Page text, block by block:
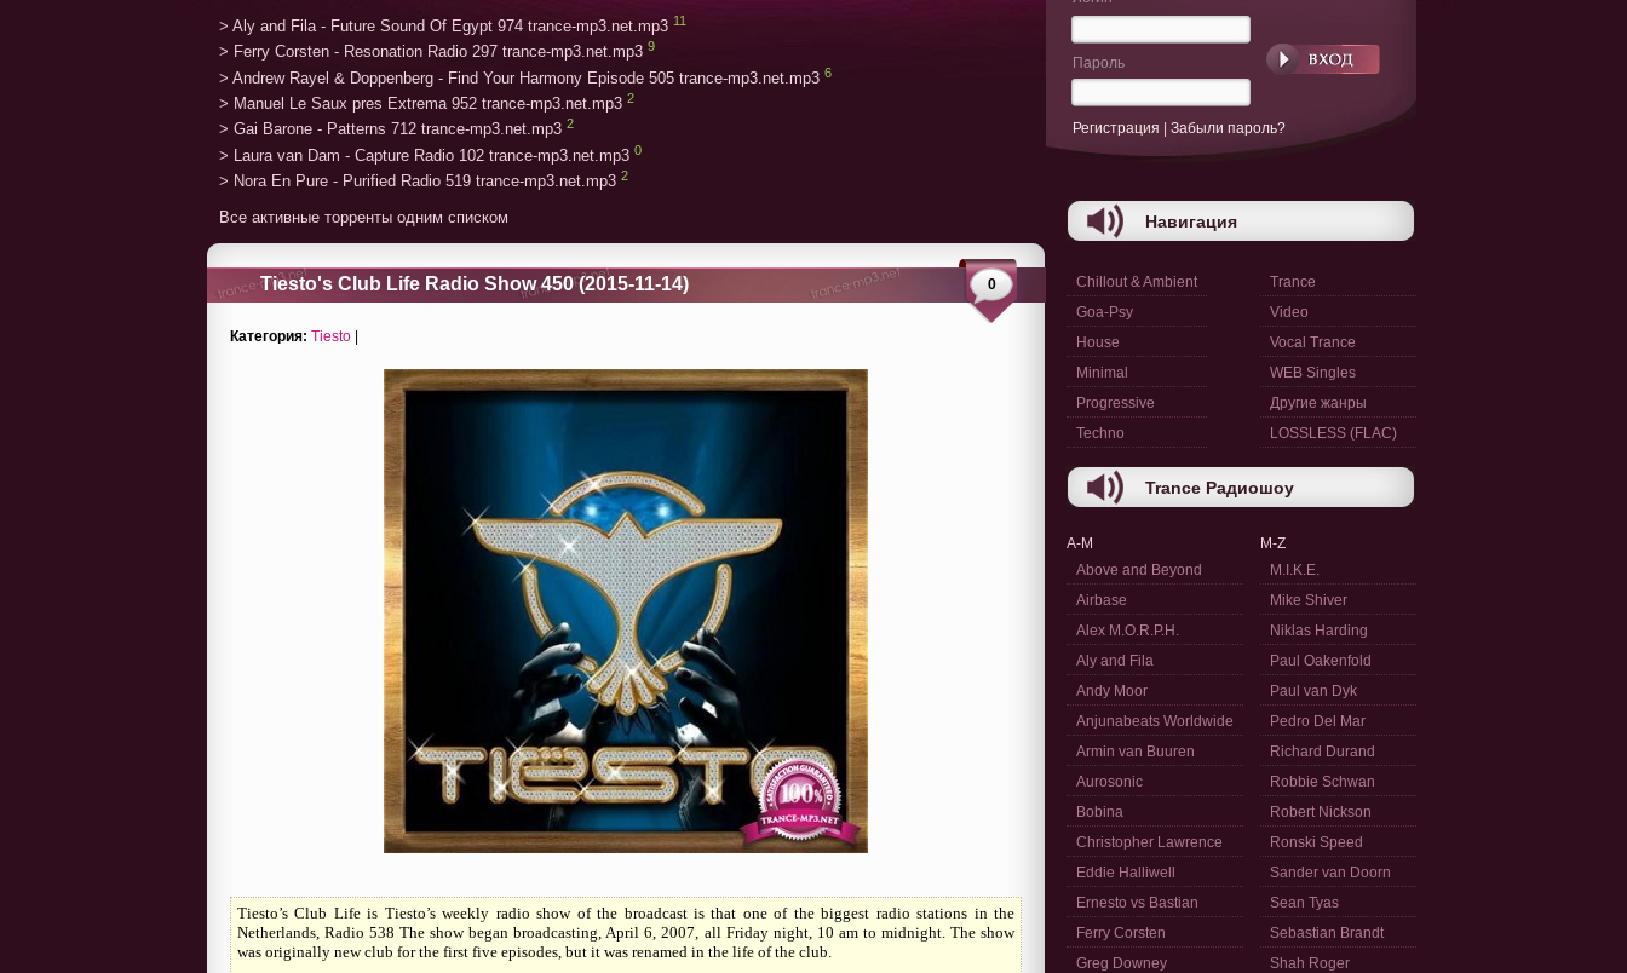
> Aly and Fila - Future Sound Of Egypt 974 trance-mp3.net.mp3 11
> Ferry Corsten - Resonation Radio 297 trance-mp3.net.mp3 9
> Andrew Rayel & Doppenberg - Find Your Harmony Episode 505 trance-mp3.net.mp3 6
> Manuel Le Saux pres Extrema 952 trance-mp3.net.mp3 2
> Gai Barone - Patterns 712 trance-mp3.net.mp3 2
> Laura van Dam - Capture Radio 102 trance-mp3.net.mp3 0
> Nora En Pure - Purified Radio 519 trance-mp3.net.mp3 2
Все активные торренты одним списком
Tiesto's Club Life Radio Show 450 (2015-11-14) 0
Категория: Tiesto |
Tiesto’s Club Life is Tiesto’s weekly radio show of the broadcast is that one of the biggest radio stations in the
Netherlands, Radio 538 The show began broadcasting, April 6, 2007, all Friday night, 10 am to midnight. The show
was originally new club for the first five episodes, but it was renamed in the life of the club.
Пароль
Регистрация Забыли пароль?
Навигация
Chillout & Ambient
Goa-Psy
House
Minimal
Progressive
Techno
Trance
Video
Vocal Trance
WEB Singles
Другие жанры
LOSSLESS (FLAC)
Trance Радиошоу
A-M
Above and Beyond
Airbase
Alex M.O.R.P.H.
Aly and Fila
Andy Moor
Anjunabeats Worldwide
Armin van Buuren
Aurosonic
Bobina
Christopher Lawrence
Eddie Halliwell
Ernesto vs Bastian
Ferry Corsten
Greg Downey
M-Z
M.I.K.E.
Mike Shiver
Niklas Harding
Paul Oakenfold
Paul van Dyk
Pedro Del Mar
Richard Durand
Robbie Schwan
Robert Nickson
Ronski Speed
Sander van Doorn
Sean Tyas
Sebastian Brandt
Shah Roger